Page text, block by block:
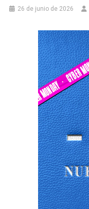
26 de junio de 2026